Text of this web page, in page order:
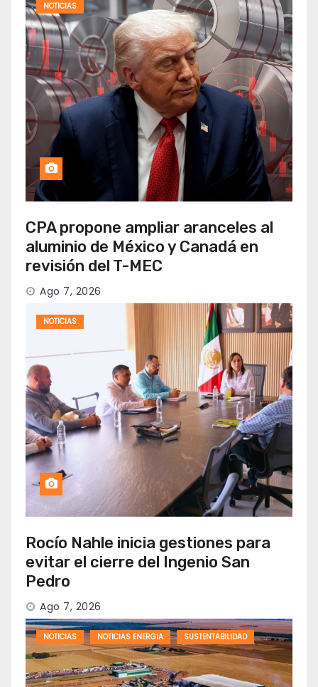
NOTICIAS
CPA propone ampliar aranceles al
aluminio de México y Canadá en
revisión del T-MEC
Ago 7, 2026
NOTICIAS
Rocío Nahle inicia gestiones para
evitar el cierre del Ingenio San
Pedro
Ago 7, 2026
NOTICIAS NOTICIAS ENERGIA SUSTENTABILIDAD